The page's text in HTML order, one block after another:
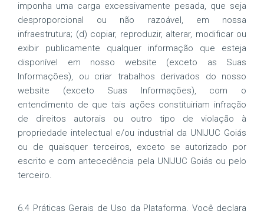
imponha uma carga excessivamente pesada, que seja
desproporcional ou não razoável, em nossa
infraestrutura; (d) copiar, reproduzir, alterar, modificar ou
exibir publicamente qualquer informação que esteja
disponível em nosso website (exceto as Suas
Informações), ou criar trabalhos derivados do nosso
website (exceto Suas Informações), com o
entendimento de que tais ações constituiriam infração
de direitos autorais ou outro tipo de violação à
propriedade intelectual e/ou industrial da UNIJUC Goiás
ou de quaisquer terceiros, exceto se autorizado por
escrito e com antecedência pela UNIJUC Goiás ou pelo
terceiro.
6.4 Práticas Gerais de Uso da Plataforma. Você declara